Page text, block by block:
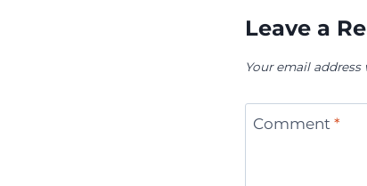
Leave a
Your email
Comment *